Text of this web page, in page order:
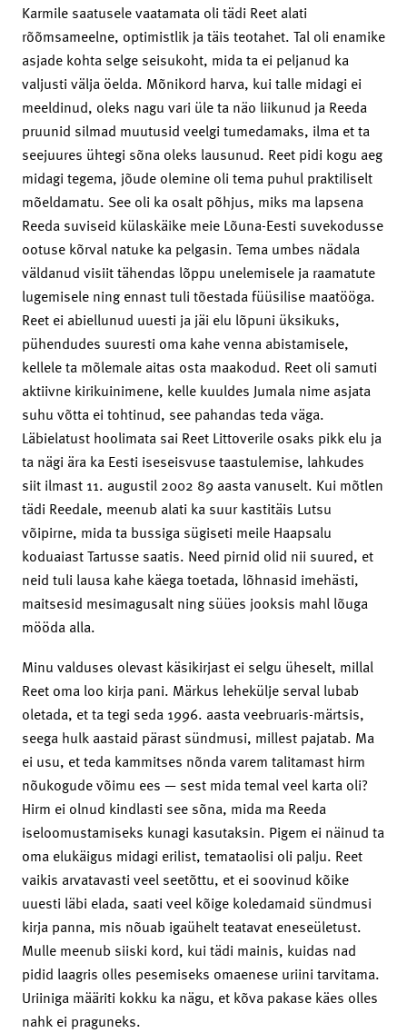
Karmile saatusele vaatamata oli tädi Reet alati
rõõmsameelne, optimistlik ja täis teotahet. Tal oli enamike
asjade kohta selge seisukoht, mida ta ei peljanud ka
valjusti välja öelda. Mõnikord harva, kui talle midagi ei
meeldinud, oleks nagu vari üle ta näo liikunud ja Reeda
pruunid silmad muutusid veelgi tumedamaks, ilma et ta
seejuures ühtegi sõna oleks lausunud. Reet pidi kogu aeg
midagi tegema, jõude olemine oli tema puhul praktiliselt
mõeldamatu. See oli ka osalt põhjus, miks ma lapsena
Reeda suviseid külaskäike meie Lõuna-Eesti suvekodusse
ootuse kõrval natuke ka pelgasin. Tema umbes nädala
väldanud visiit tähendas lõppu unelemisele ja raamatute
lugemisele ning ennast tuli tõestada füüsilise maatööga.
Reet ei abiellunud uuesti ja jäi elu lõpuni üksikuks,
pühendudes suuresti oma kahe venna abistamisele,
kellele ta mõlemale aitas osta maakodud. Reet oli samuti
aktiivne kirikuinimene, kelle kuuldes Jumala nime asjata
suhu võtta ei tohtinud, see pahandas teda väga.
Läbielatust hoolimata sai Reet Littoverile osaks pikk elu ja
ta nägi ära ka Eesti iseseisvuse taastulemise, lahkudes
siit ilmast 11. augustil 2002 89 aasta vanuselt. Kui mõtlen
tädi Reedale, meenub alati ka suur kastitäis Lutsu
võipirne, mida ta bussiga sügiseti meile Haapsalu
koduaiast Tartusse saatis. Need pirnid olid nii suured, et
neid tuli lausa kahe käega toetada, lõhnasid imehästi,
maitsesid mesimagusalt ning süües jooksis mahl lõuga
mööda alla.
Minu valduses olevast käsikirjast ei selgu üheselt, millal
Reet oma loo kirja pani. Märkus lehekülje serval lubab
oletada, et ta tegi seda 1996. aasta veebruaris-märtsis,
seega hulk aastaid pärast sündmusi, millest pajatab. Ma
ei usu, et teda kammitses nõnda varem talitamast hirm
nõukogude võimu ees — sest mida temal veel karta oli?
Hirm ei olnud kindlasti see sõna, mida ma Reeda
iseloomustamiseks kunagi kasutaksin. Pigem ei näinud ta
oma elukäigus midagi erilist, temataolisi oli palju. Reet
vaikis arvatavasti veel seetõttu, et ei soovinud kõike
uuesti läbi elada, saati veel kõige koledamaid sündmusi
kirja panna, mis nõuab igaühelt teatavat eneseületust.
Mulle meenub siiski kord, kui tädi mainis, kuidas nad
pidid laagris olles pesemiseks omaenese uriini tarvitama.
Uriiniga määriti kokku ka nägu, et kõva pakase käes olles
nahk ei praguneks.